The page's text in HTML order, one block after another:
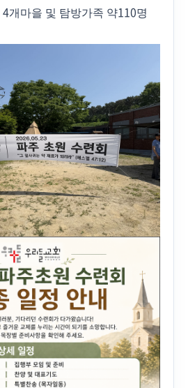
4개마을 및 탐방가족 약110명